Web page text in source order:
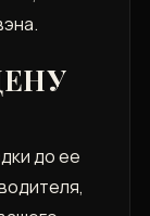
до ее